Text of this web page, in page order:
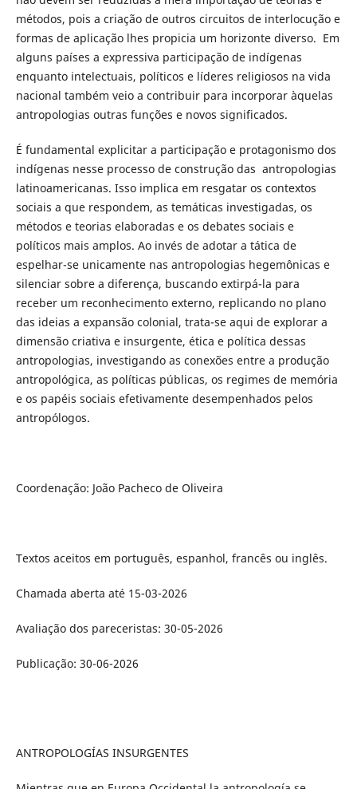
métodos, pois a criação de outros circuitos de interlocução e
formas de aplicação lhes propicia um horizonte diverso. Em
alguns países a expressiva participação de indígenas
enquanto intelectuais, políticos e líderes religiosos na vida
nacional também veio a contribuir para incorporar àquelas
antropologias outras funções e novos significados.
É fundamental explicitar a participação e protagonismo dos
indígenas nesse processo de construção das antropologias
latinoamericanas. Isso implica em resgatar os contextos
sociais a que respondem, as temáticas investigadas, os
métodos e teorias elaboradas e os debates sociais e
políticos mais amplos. Ao invés de adotar a tática de
espelhar-se unicamente nas antropologias hegemônicas e
silenciar sobre a diferença, buscando extirpá-la para
receber um reconhecimento externo, replicando no plano
das ideias a expansão colonial, trata-se aqui de explorar a
dimensão criativa e insurgente, ética e política dessas
antropologias, investigando as conexões entre a produção
antropológica, as políticas públicas, os regimes de memória
e os papéis sociais efetivamente desempenhados pelos
antropólogos.
Coordenação: João Pacheco de Oliveira
Textos aceitos em português, espanhol, francês ou inglês.
Chamada aberta até 15-03-2026
Avaliação dos pareceristas: 30-05-2026
Publicação: 30-06-2026
ANTROPOLOGÍAS INSURGENTES